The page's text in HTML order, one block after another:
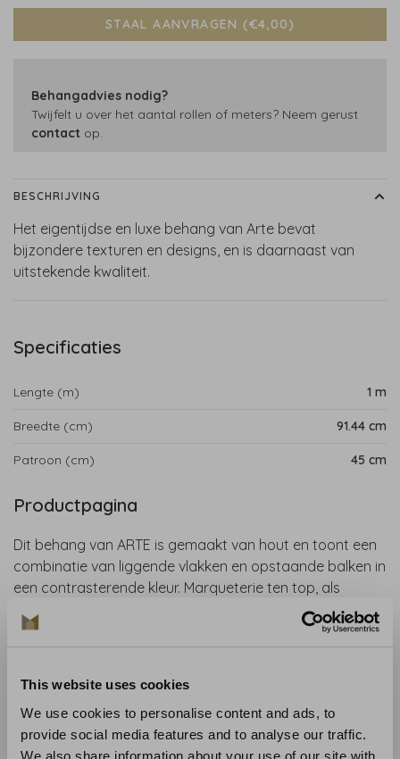
This website uses cookies
We use cookies to personalise content and ads, to
provide social media features and to analyse our traffic.
We also share information about your use of our site with
STAAL AANVRAGEN (€4,00)
Behangadvies nodig?
Twijfelt u over het aantal rollen of meters? Neem gerust
contact op.
BESCHRIJVING
Het eigentijdse en luxe behang van Arte bevat
bijzondere texturen en designs, en is daarnaast van
uitstekende kwaliteit.
Specificaties
Lengte (m) 1 m
Breedte (cm) 91.44 cm
Patroon (cm) 45 cm
Productpagina
Dit behang van ARTE is gemaakt van hout en toont een
combinatie van liggende vlakken en opstaande balken in
een contrasterende kleur. Marqueterie ten top, als
wolkenkrabbers die tegen de lucht afsteken. Het
dieptegevoel bij dit patroon is immens. Een eyecatcher
van formaat.
Collectie: Timber
Lengte: 1m
Breedte:91.44 cm